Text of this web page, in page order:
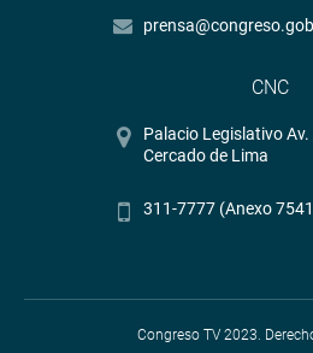
CNC
Palacio Legislativo
Cercado de Lima
311-7777 (Anexo
Congreso TV 2023.